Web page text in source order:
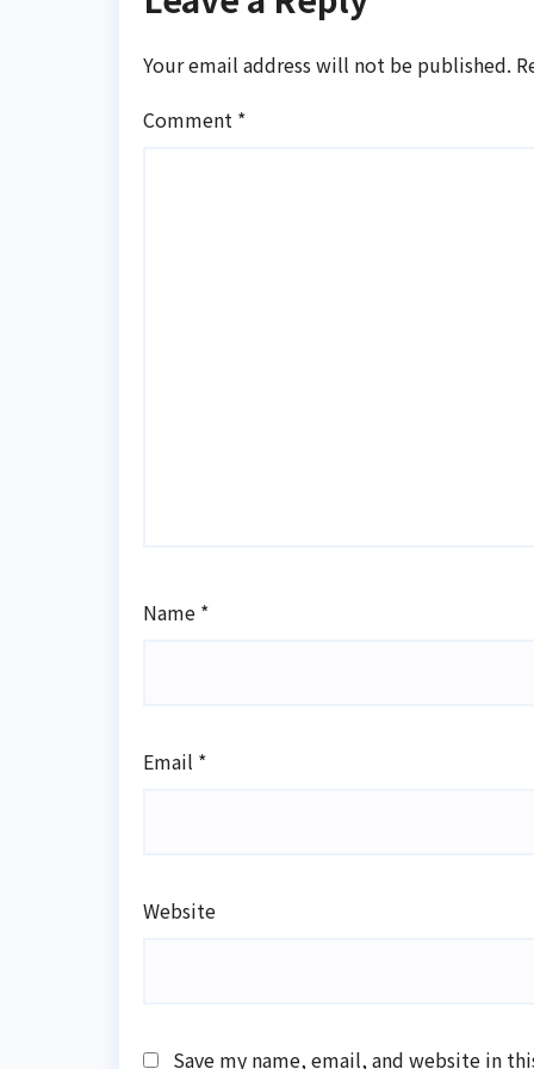
Your email address will not be published.
Comment *
Name *
Email *
Website
Save my name, email, and website in